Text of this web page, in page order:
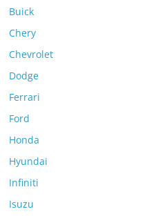
Buick
Chery
Chevrolet
Dodge
Ferrari
Ford
Honda
Hyundai
Infiniti
Isuzu